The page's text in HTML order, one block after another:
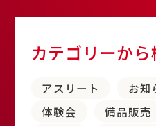
カテゴリーから
アスリート お知
体験会
備品販売